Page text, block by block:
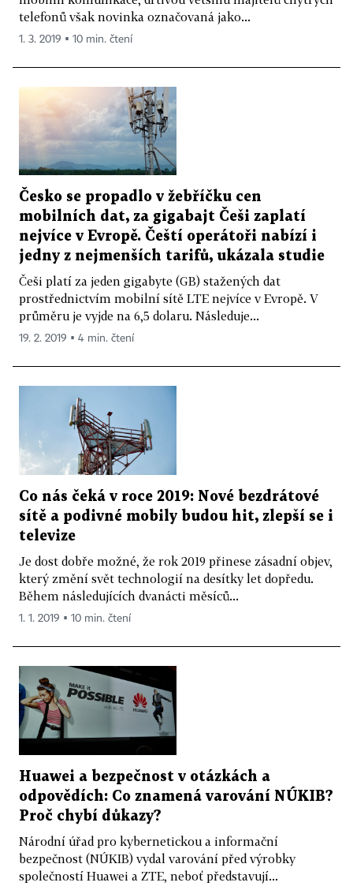
telefonů však novinka označovaná jako...
1. 3. 2019 ▪ 10 min. čtení
Česko se propadlo v žebříčku cen
mobilních dat, za gigabajt Češi zaplatí
nejvíce v Evropě. Čeští operátoři nabízí i
jedny z nejmenších tarifů, ukázala studie
Češi platí za jeden gigabyte (GB) stažených dat
prostřednictvím mobilní sítě LTE nejvíce v Evropě. V
průměru je vyjde na 6,5 dolaru. Následuje...
19. 2. 2019 ▪ 4 min. čtení
Co nás čeká v roce 2019: Nové bezdrátové
sítě a podivné mobily budou hit, zlepší se i
televize
Je dost dobře možné, že rok 2019 přinese zásadní objev,
který změní svět technologií na desítky let dopředu.
Během následujících dvanácti měsíců...
1. 1. 2019 ▪ 10 min. čtení
Huawei a bezpečnost v otázkách a
odpovědích: Co znamená varování NÚKIB?
Proč chybí důkazy?
Národní úřad pro kybernetickou a informační
bezpečnost (NÚKIB) vydal varování před výrobky
společností Huawei a ZTE, neboť představují...